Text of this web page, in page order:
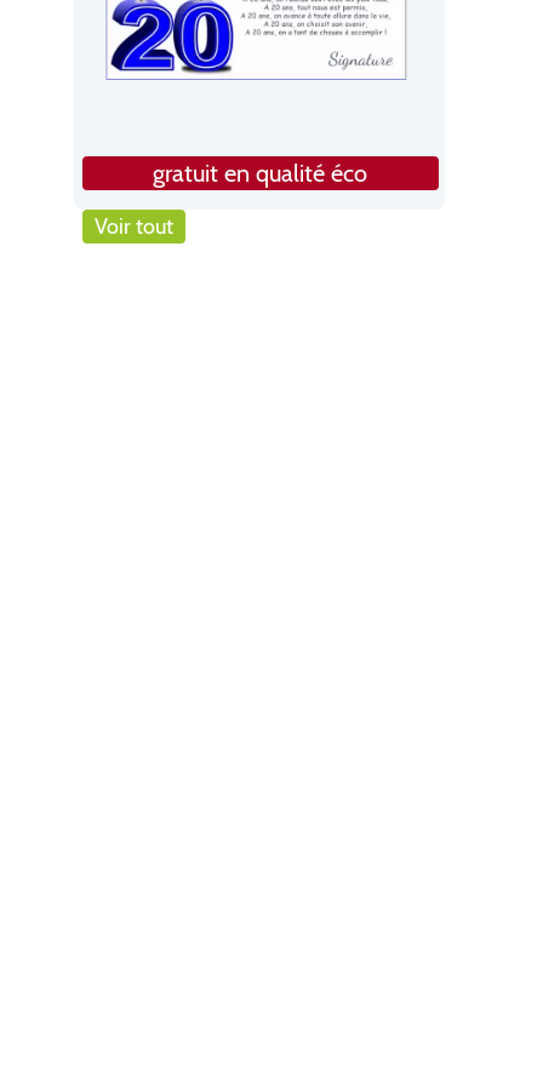
gratuit en qualité éco
Voir tout